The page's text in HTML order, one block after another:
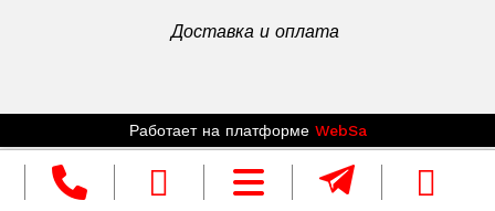
Доставка и оплата
Работает на платформе WebSa